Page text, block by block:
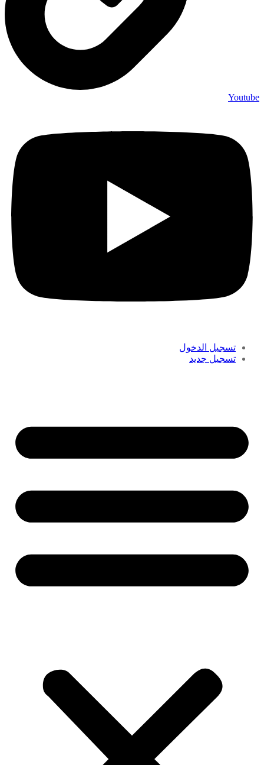
Youtube
تسجيل الدخول
تسجيل جديد